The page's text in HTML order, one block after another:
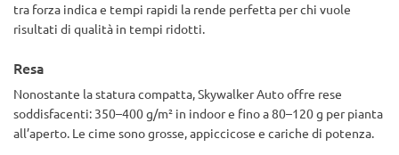
tra forza indica e tempi rapidi la rende perfetta per chi vuole
risultati di qualità in tempi ridotti.
Resa
Nonostante la statura compatta, Skywalker Auto offre rese
soddisfacenti: 350–400 g/m² in indoor e fino a 80–120 g per pianta
all’aperto. Le cime sono grosse, appiccicose e cariche di potenza.